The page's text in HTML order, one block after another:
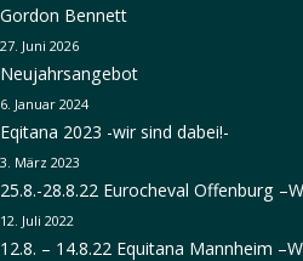
Gordon Bennett
27. Juni 2026
Neujahrsangebot
6. Januar 2024
Eqitana 2023 -wir sind dabei!-
3. März 2023
25.8.-28.8.22 Eurocheval Offenburg
12. Juli 2022
12.8. – 14.8.22 Equitana Mannheim